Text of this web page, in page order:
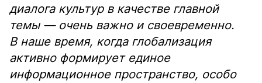
диалога культур в качестве главной
темы — очень важно и своевременно.
В наше время, когда глобализация
активно формирует единое
информационное пространство, особо